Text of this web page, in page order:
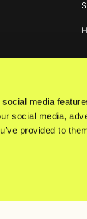
media
social media,
provided to